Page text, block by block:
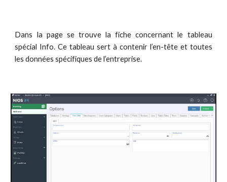
Dans la page se trouve la fiche concernant le tableau
spécial Info. Ce tableau sert à contenir l’en-tête et toutes
les données spécifiques de l’entreprise.